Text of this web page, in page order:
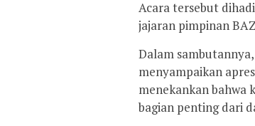
Acara tersebut
jajaran pimpinan
Dalam
menyampaikan
menekankan bahwa
bagian penting dari